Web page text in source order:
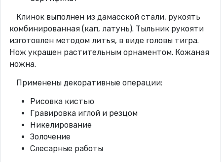
Клинок выполнен из дамасской стали, рукоять
комбинированная (кап, латунь). Тыльник рукояти
изготовлен методом литья, в виде головы тигра.
Нож украшен растительным орнаментом. Кожаная
ножна.
Применены декоративные операции:
Рисовка кистью
Гравировка иглой и резцом
Никелирование
Золочение
Слесарные работы